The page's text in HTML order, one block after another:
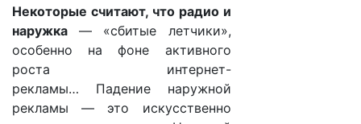
Некоторые считают, что радио и
наружка — «сбитые летчики»,
особенно на фоне активного
роста интернет-
рекламы… Падение наружной
рекламы — это искусственно